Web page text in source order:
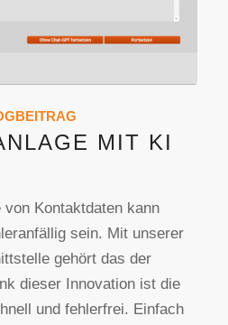
MIT KI
von Kontaktdaten kann
sein. Mit unserer
gehört das der
dieser Innovation ist die
und fehlerfrei. Einfach